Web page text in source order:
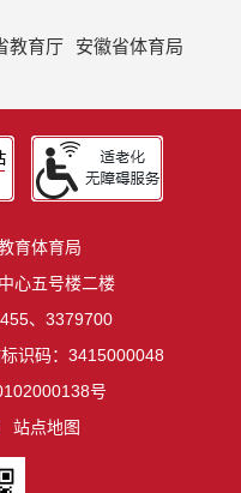
教育厅
安徽省体育局
育体育局
心五号楼二楼
、3379700
识码：3415000048
号
站点地图